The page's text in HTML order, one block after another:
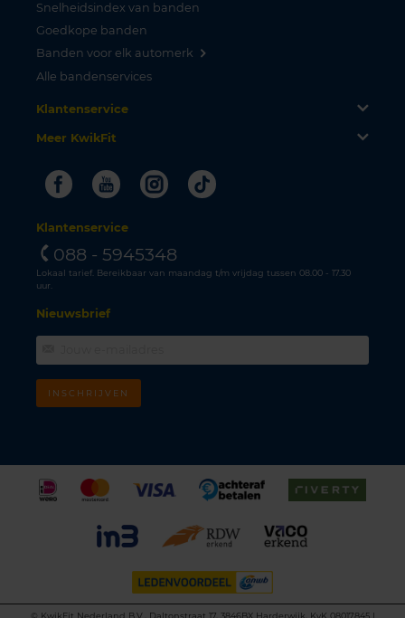
Snelheidsindex van banden
Goedkope banden
Banden voor elk automerk
Alle bandenservices
Klantenservice
Meer KwikFit
FacebookYoutubeInstagram
Tiktok
Klantenservice
088 - 5945348
Lokaal tarief. Bereikbaar van maandag t/m vrijdag tussen 08.00 - 17.30
uur.
Nieuwsbrief
INSCHRIJVEN